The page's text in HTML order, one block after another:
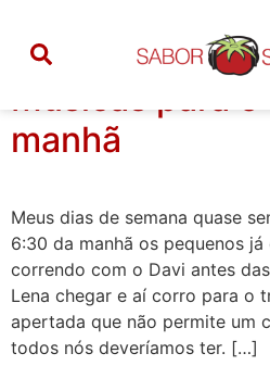
Tag: playlist
Músicas para o
manhã
Meus dias de semana quase
6:30 da manhã os pequenos
correndo com o Davi antes
Lena chegar e aí corro para o
apertada que não permite um
todos nós deveríamos ter. […]